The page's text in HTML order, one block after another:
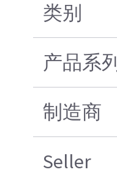
类别
产品系列
制造商
Seller